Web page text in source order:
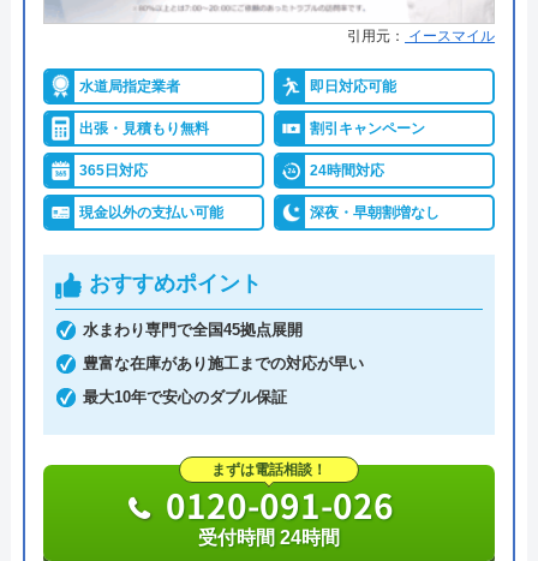
引用元： イースマイル
水道局指定業者 即日対応可能
出張・見積もり無料 割引キャンペーン
365日対応 24時間対応
現金以外の支払い可能 深夜・早朝割増なし
おすすめポイント
水まわり専門で全国45拠点展開
豊富な在庫があり施工までの対応が早い
最大10年で安心のダブル保証
まずは電話相談！
0120-091-026
受付時間 24時間